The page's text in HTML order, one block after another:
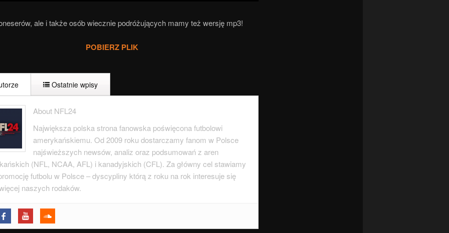
ale i także osób wiecznie podróżujących mamy też wersję mp3!
POBIERZ PLIK
Ostatnie wpisy
About NFL24
Największa polska strona fanowska poświęcona futbolowi
amerykańskiemu. Od 2009 roku dostarczamy fanom w Polsce
najświeższych newsów, analiz oraz podsumowań z aren
(NFL, NCAA, AFL) i kanadyjskich (CFL). Za główny cel stawiamy
futbolu w Polsce – dyscypliny którą z roku na rok interesuje się
naszych rodaków.
Bears 1985, czyli jak Grabowscy i ich wąsy podbili USA
2017 i Draft Fest w Baltimore- 12 kwietnia 2019